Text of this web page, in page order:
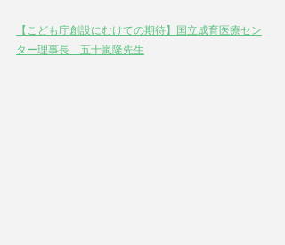
【こども庁創設にむけての期待】国立成育医療セン
ター理事長　五十嵐隆先生